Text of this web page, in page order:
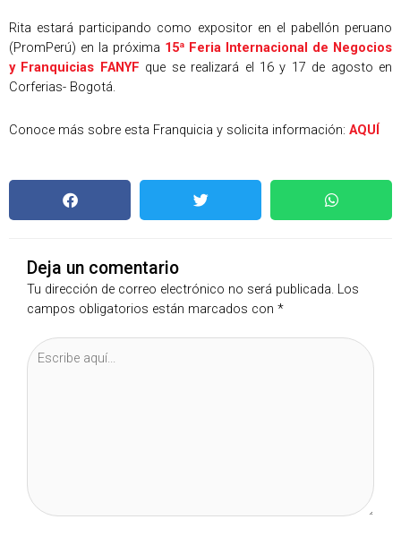
Rita estará participando como expositor en el pabellón peruano
(PromPerú) en la próxima 15ª Feria Internacional de Negocios
y Franquicias FANYF que se realizará el 16 y 17 de agosto en
Corferias- Bogotá.
Conoce más sobre esta Franquicia y solicita información: AQUÍ
Deja un comentario
Tu dirección de correo electrónico no será publicada. Los
campos obligatorios están marcados con *
Escribe
aquí...